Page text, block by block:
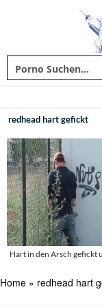
redhead hart gefickt
Home » redhead hart